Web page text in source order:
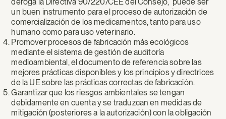
un buen instrumento para el proceso de autorización de
comercialización de los medicamentos, tanto para uso
humano como para uso veterinario.
Promover procesos de fabricación más ecológicos
mediante el sistema de gestión de auditoría
medioambiental, el documento de referencia sobre las
mejores prácticas disponibles y los principios y directrices
de la UE sobre las prácticas correctas de fabricación.
Garantizar que los riesgos ambientales se tengan
debidamente en cuenta y se traduzcan en medidas de
mitigación (posteriores a la autorización) con la obligación